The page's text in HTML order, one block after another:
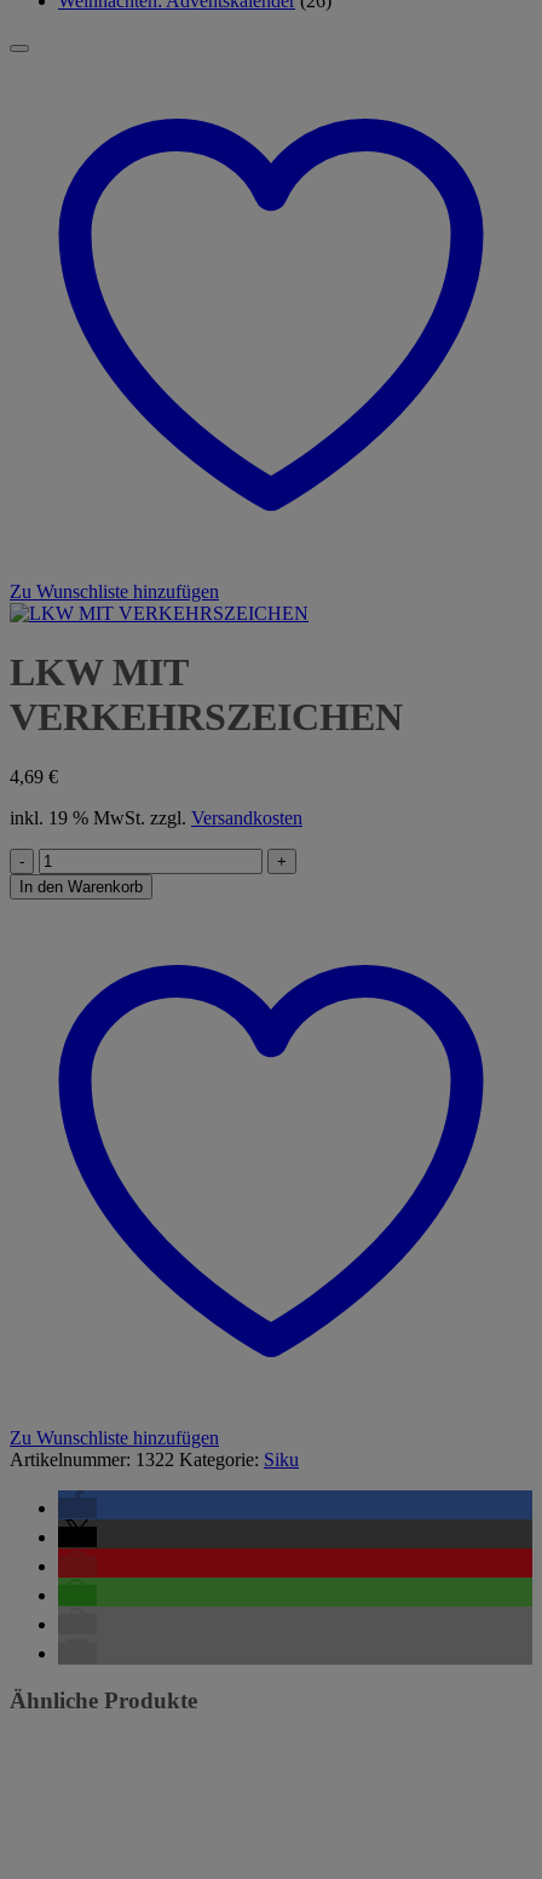
Zu Wunschliste hinzufügen
LKW MIT
VERKEHRSZEICHEN
4,69 €
inkl. 19 % MwSt. zzgl. Versandkosten
LKW
MIT
VERKEHRSZEICHEN
In den Warenkorb
Zu Wunschliste hinzufügen
Artikelnummer: 1322 Kategorie: Siku
Ähnliche Produkte